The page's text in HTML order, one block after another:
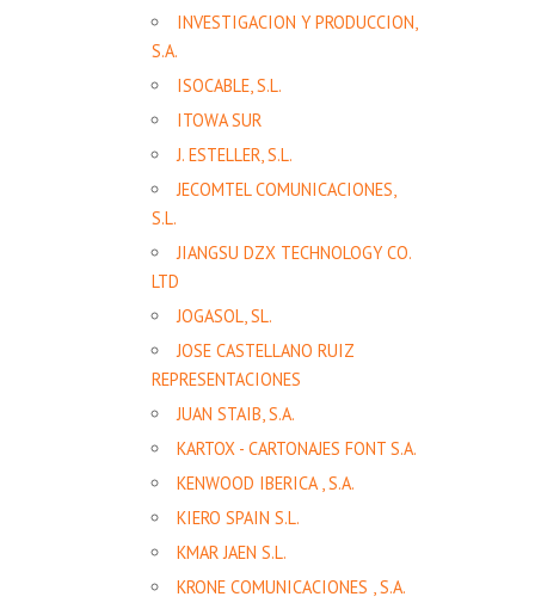
INVESTIGACION Y PRODUCCION,
S.A.
ISOCABLE, S.L.
ITOWA SUR
J. ESTELLER, S.L.
JECOMTEL COMUNICACIONES,
S.L.
JIANGSU DZX TECHNOLOGY CO.
LTD
JOGASOL, SL.
JOSE CASTELLANO RUIZ
REPRESENTACIONES
JUAN STAIB, S.A.
KARTOX - CARTONAJES FONT S.A.
KENWOOD IBERICA , S.A.
KIERO SPAIN S.L.
KMAR JAEN S.L.
KRONE COMUNICACIONES , S.A.